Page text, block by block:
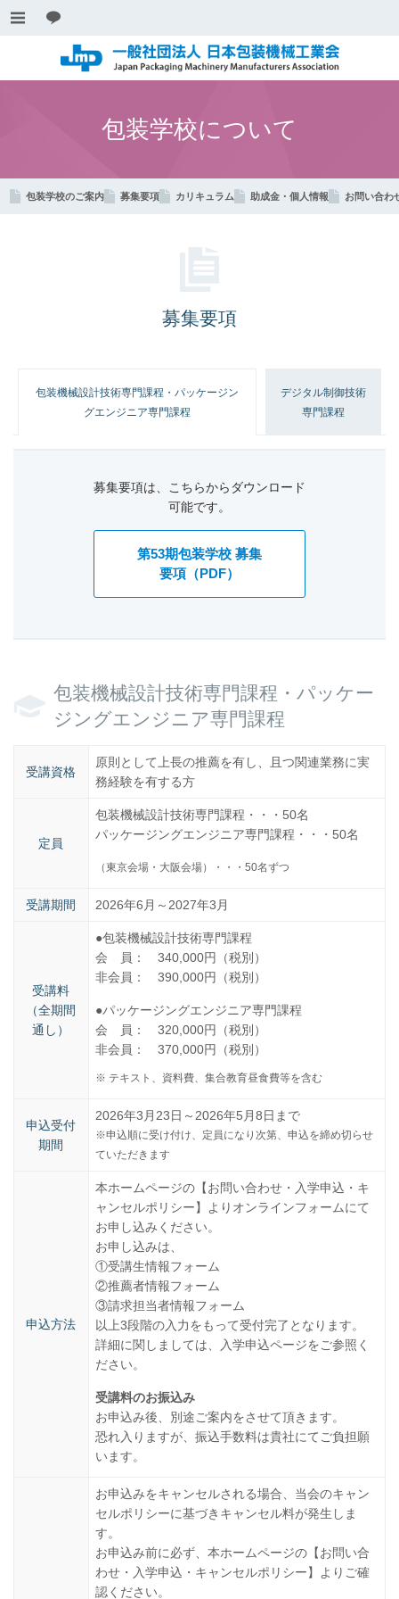
包装学校について
包装学校のご案内 募集要項 カリキュラム 助成金・個人情報 お問い合わ
募集要項
包装機械設計技術専門課程・パッケージン
グエンジニア専門課程
デジタル制御技術
専門課程
募集要項は、こちらからダウンロード
可能です。
第53期包装学校 募集
要項（PDF）
包装機械設計技術専門課程・パッケー
ジングエンジニア専門課程
受講資格
原則として上長の推薦を有し、且つ関連業務に実
務経験を有する方
定員
包装機械設計技術専門課程・・・50名
パッケージングエンジニア専門課程・・・50名
（東京会場・大阪会場）・・・50名ずつ
受講期間 2026年6月～2027年3月
受講料
（全期間
通し）
●包装機械設計技術専門課程
会 員： 340,000円（税別）
非会員： 390,000円（税別）
●パッケージングエンジニア専門課程
会 員： 320,000円（税別）
非会員： 370,000円（税別）
※ テキスト、資料費、集合教育昼食費等を含む
申込受付
期間
2026年3月23日～2026年5月8日まで
※申込順に受け付け、定員になり次第、申込を締め切らせ
ていただきます
申込方法
本ホームページの【お問い合わせ・入学申込・キ
ャンセルポリシー】よりオンラインフォームにて
お申し込みください。
お申し込みは、
①受講生情報フォーム
②推薦者情報フォーム
③請求担当者情報フォーム
以上3段階の入力をもって受付完了となります。
詳細に関しましては、入学申込ページをご参照く
ださい。
受講料のお振込み
お申込み後、別途ご案内をさせて頂きます。
恐れ入りますが、振込手数料は貴社にてご負担願
います。
お申込みをキャンセルされる場合、当会のキャン
セルポリシーに基づきキャンセル料が発生しま
す。
お申込み前に必ず、本ホームページの【お問い合
わせ・入学申込・キャンセルポリシー】よりご確
認ください。